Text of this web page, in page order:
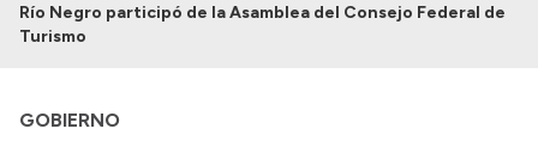
Autoridades
Autoridades y Organismos
Río Negro participó de la Asamblea del Consejo Federal de
Turismo
GOBIERNO